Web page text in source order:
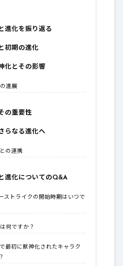
進化を振り返る
初期の進化
化とその影響
進展
の重要性
らなる進化へ
の連携
進化についてのQ&A
ストライクの開始時期はいつで
何ですか？
最初に獣神化されたキャラク